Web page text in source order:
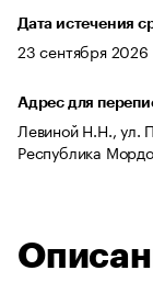
Дата истечения
23 сентября 2026
Адрес для
Левиной Н.Н., ул.
Республика